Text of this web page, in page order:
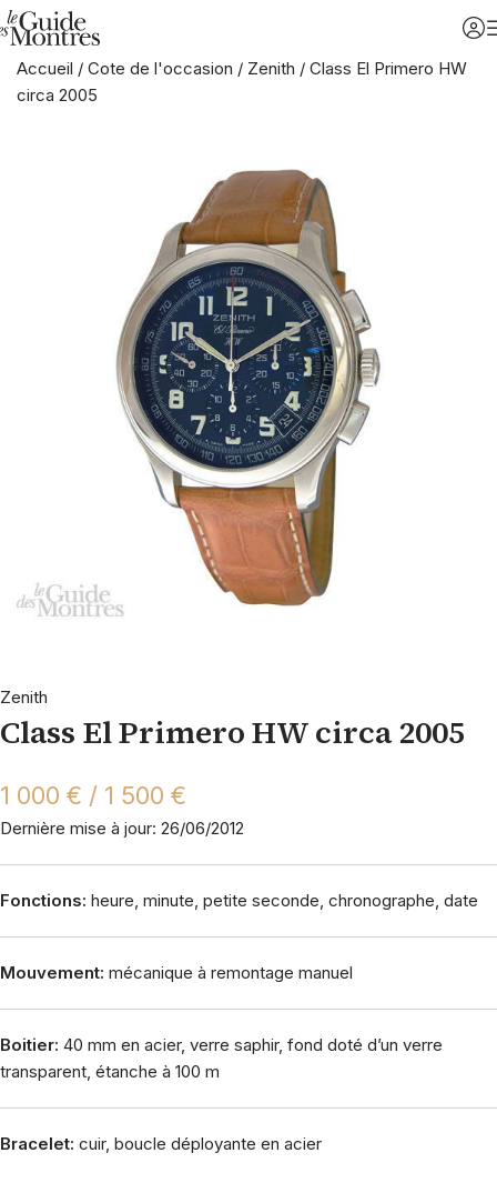
Accueil / Cote de l'occasion / Zenith / Class El Primero HW
circa 2005
Zenith
Class El Primero HW circa 2005
1 000 € / 1 500 €
Dernière mise à jour: 26/06/2012
Fonctions: heure, minute, petite seconde, chronographe, date
Mouvement: mécanique à remontage manuel
Boitier: 40 mm en acier, verre saphir, fond doté d’un verre
transparent, étanche à 100 m
Bracelet: cuir, boucle déployante en acier